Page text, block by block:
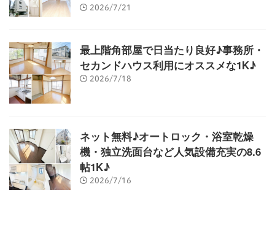
2026/7/21
最上階角部屋で日当たり良好♪事務所・
セカンドハウス利用にオススメな1K♪
2026/7/18
ネット無料♪オートロック・浴室乾燥
機・独立洗面台など人気設備充実の8.6
帖1K♪
2026/7/16